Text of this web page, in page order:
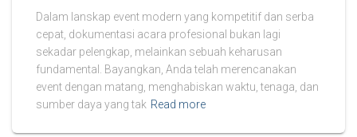
Dalam lanskap event modern yang kompetitif dan serba
cepat, dokumentasi acara profesional bukan lagi
sekadar pelengkap, melainkan sebuah keharusan
fundamental. Bayangkan, Anda telah merencanakan
event dengan matang, menghabiskan waktu, tenaga, dan
sumber daya yang tak Read more